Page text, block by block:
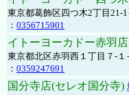
東京都葛飾区四つ木2丁目21-
： 0356715901
イトーヨーカドー赤羽店
東京都北区赤羽西１丁目７-
： 0359247691
国分寺店(セレオ国分寺)